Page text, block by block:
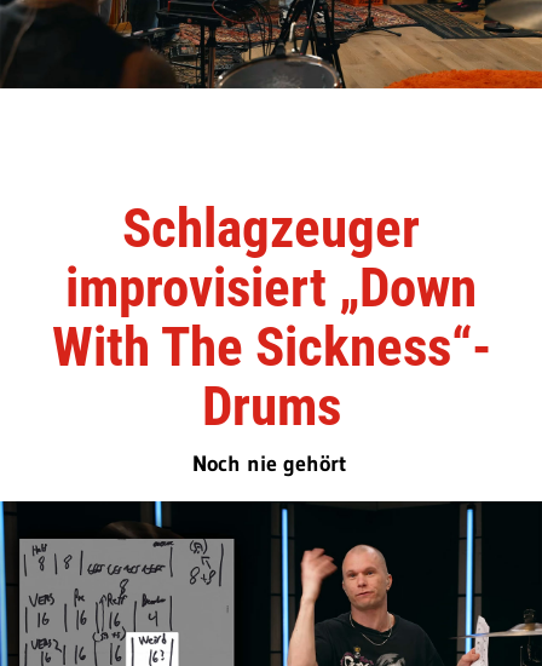
Schlagzeuger
improvisiert „Down
With The Sickness“-
Drums
Noch nie gehört